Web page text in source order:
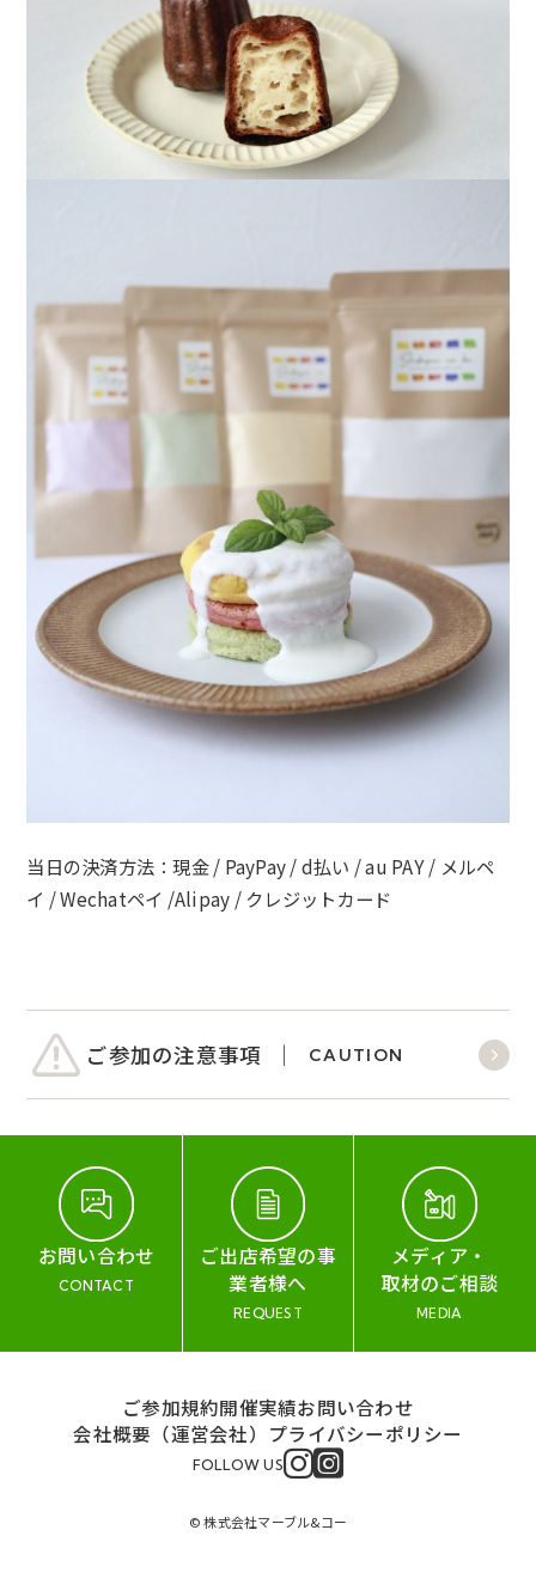
当日の決済方法：現金 / PayPay / d払い / au PAY / メルペ
イ / Wechatペイ /Alipay / クレジットカード
ご参加の注意事項 CAUTION
お問い合わせ
CONTACT
ご出店希望の事
業者様へ
REQUEST
メディア・
取材のご相談
MEDIA
ご参加規約開催実績お問い合わせ
会社概要（運営会社） プライバシーポリシー
FOLLOW US
© 株式会社マーブル&コー